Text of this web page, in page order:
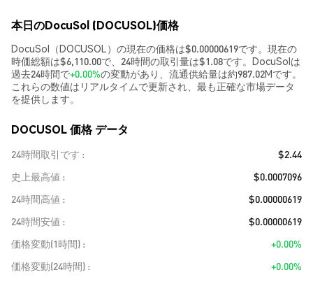
本日のDocuSol (DOCUSOL)価格
DocuSol（DOCUSOL）の現在の価格は$0.00000619です。現在の
時価総額は$6,110.00で、24時間の取引量は$1.08です。DocuSolは
過去24時間で+0.00%の変動があり、流通供給量は約987.02Mです。
これらの数値はリアルタイムで更新され、最も正確な市場データ
を提供します。
DOCUSOL 価格 データ
24時間取引です
$2.44
史上最高値
$0.0007096
24時間高値
$0.00000619
24時間安値
$0.00000619
価格変動(1時間)
+0.00%
価格変動(24時間)
+0.00%